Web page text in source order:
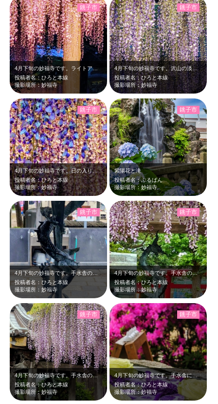
4月下旬の妙福寺です。ライトアップされた淡い紫の藤が日の入り後、青さの残る夜空…
投稿者名：ひろと本線
撮影場所：妙福寺
銚子市
4月下旬の妙福寺です。沢山の淡い紫の藤の花がライトアップされて幻想的でした。
投稿者名：ひろと本線
撮影場所：妙福寺
銚子市
4月下旬の妙福寺です。日の入り後、ライトアップされた藤が紫色に輝いて幻想的だっ…
投稿者名：ひろと本線
撮影場所：妙福寺
銚子市
紫陽花と滝
投稿者名：ぶるばん
撮影場所：妙福寺
銚子市
4月下旬の妙福寺です。手水舎の青銅の剣に巻きつく青竜が、涼しげな紫と白の花手水…
投稿者名：ひろと本線
撮影場所：妙福寺
銚子市
4月下旬の妙福寺です。手水舎の青銅の剣に巻きつく青龍が、淡い紫の藤と新緑に映え…
投稿者名：ひろと本線
撮影場所：妙福寺
銚子市
4月下旬の妙福寺です。手水舎の前の淡い紫の藤とピンクのツツジ、そして新緑が綺麗…
投稿者名：ひろと本線
撮影場所：妙福寺
銚子市
4月下旬の妙福寺です。手水舎に涼しげな花手水が置かれていました。紫と白い花とピ…
投稿者名：ひろと本線
撮影場所：妙福寺
銚子市